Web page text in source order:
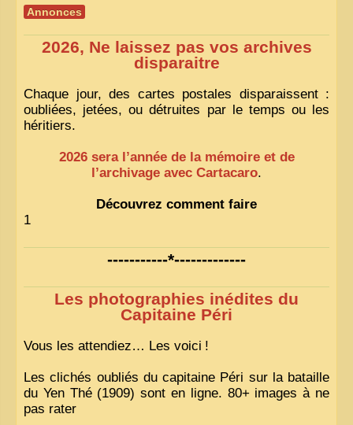
Annonces
2026, Ne laissez pas vos archives
disparaitre
Chaque jour, des cartes postales disparaissent :
oubliées, jetées, ou détruites par le temps ou les
héritiers.
2026 sera l’année de la mémoire et de
l’archivage avec Cartacaro.
Découvrez comment faire
1
-----------*-------------
Les photographies inédites du
Capitaine Péri
Vous les attendiez… Les voici !
Les clichés oubliés du capitaine Péri sur la bataille
du Yen Thé (1909) sont en ligne. 80+ images à ne
pas rater